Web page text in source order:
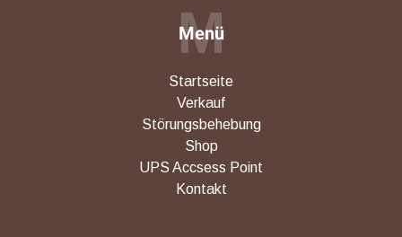
Menü
M
Startseite
Verkauf
Störungsbehebung
Shop
UPS Accsess Point
Kontakt